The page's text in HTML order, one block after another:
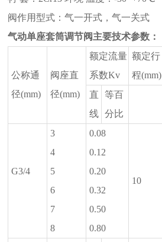
阀作用型式：气一开式，气一关式
气动单座套筒调节阀主要技术参数：
公称通
径(mm)
阀座直
径(mm)
额定流量
系数Kv
额定行
程(mm)
直
线
等百
分比
G3/4
3
4
5
6
7
8
0.08
0.12
0.20
0.32
0.50
0.80
10